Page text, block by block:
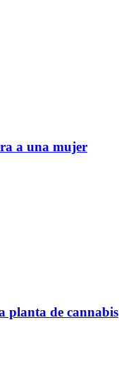
a una mujer
planta de cannabis